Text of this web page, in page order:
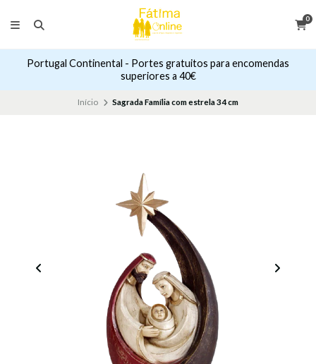
0
Portugal Continental - Portes gratuitos para encomendas
superiores a 40€
Início Sagrada Família com estrela 34 cm